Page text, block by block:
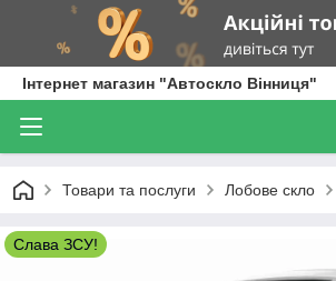
Інтернет магазин "Автоскло Вінниця"
Товари та послуги Лобове скло
Слава ЗСУ!